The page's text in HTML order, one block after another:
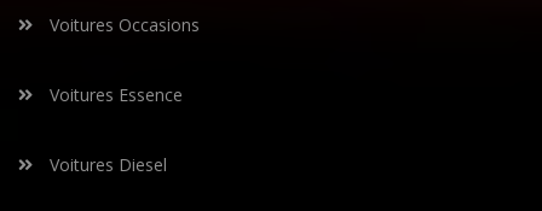
Voitures Occasions
Voitures Essence
Voitures Diesel